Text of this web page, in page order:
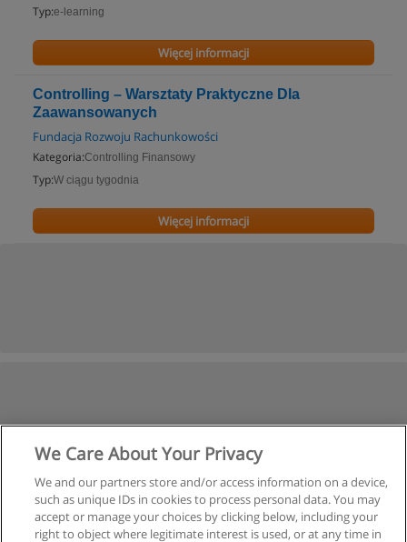
Typ:e-learning
Więcej informacji
Controlling – Warsztaty Praktyczne Dla
Zaawansowanych
Fundacja Rozwoju Rachunkowości
Kategoria:Controlling Finansowy
Typ:W ciągu tygodnia
Więcej informacji
We Care About Your Privacy
We and our partners store and/or access information on a device,
such as unique IDs in cookies to process personal data. You may
accept or manage your choices by clicking below, including your
right to object where legitimate interest is used, or at any time in